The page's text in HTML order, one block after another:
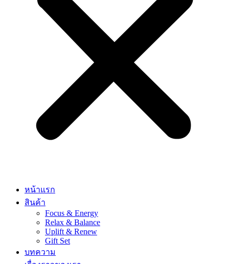
หน้าแรก
สินค้า
Focus & Energy
Relax & Balance
Uplift & Renew
Gift Set
บทความ